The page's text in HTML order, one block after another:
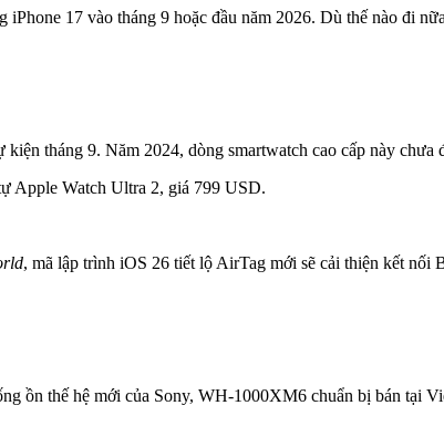
17 vào tháng 9 hoặc đầu năm 2026. Dù thế nào đi
tháng 9. Năm 2024, dòng smartwatch cao cấp này chưa
Apple Watch Ultra 2, giá 799 USD.
, mã lập trình iOS 26 tiết lộ AirTag mới sẽ cải thiện kết nối
ồn thế hệ mới của Sony, WH-1000XM6 chuẩn bị bán tại